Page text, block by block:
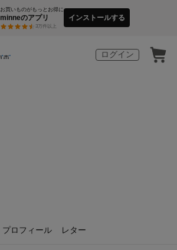
お買いものがもっとお得に
minneのアプリ
3万件以上
インストールする
ログイン
プロフィール レター